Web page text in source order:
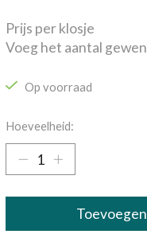
Prijs per klosje
Voeg het aantal
Op voorraad
Hoeveelheid: